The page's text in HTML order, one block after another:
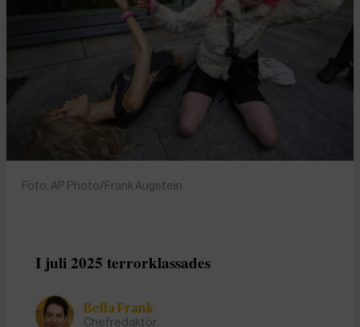
Foto: AP Photo/Frank Augstein
I juli 2025 terrorklassades
Bella Frank
Chefredaktör